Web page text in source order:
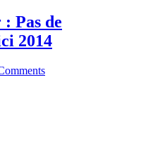
Pas de
2014